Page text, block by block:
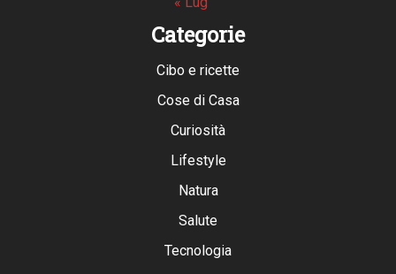
Categorie
Cibo e ricette
Cose di Casa
Curiosità
Lifestyle
Natura
Salute
Tecnologia